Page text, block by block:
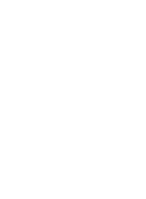
Aubagne